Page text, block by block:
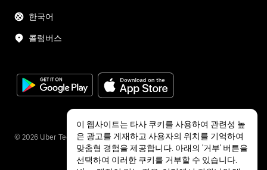
한국어
콜럼버스
© 2026 Uber Technologies Inc.
이 웹사이트는 타사 쿠키를 사용하여 관련성 높
은 광고를 게재하고 사용자의 위치를 기억하여
맞춤형 경험을 제공합니다. 아래의 '거부' 버튼을
선택하여 이러한 쿠키를 거부할 수 있습니다.